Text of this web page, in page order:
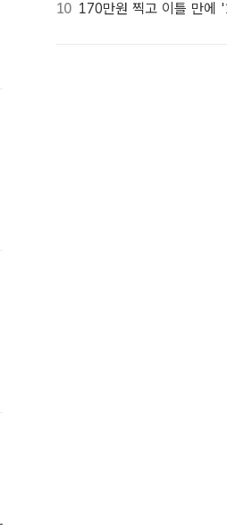
10